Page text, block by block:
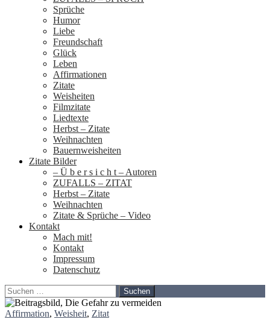
Sprüche
Humor
Liebe
Freundschaft
Glück
Leben
Affirmationen
Zitate
Weisheiten
Filmzitate
Liedtexte
Herbst – Zitate
Weihnachten
Bauernweisheiten
Zitate Bilder
– Ü b e r s i c h t – Autoren
ZUFALLS – ZITAT
Herbst – Zitate
Weihnachten
Zitate & Sprüche – Video
Kontakt
Mach mit!
Kontakt
Impressum
Datenschutz
Suchen
nach:
Affirmation, Weisheit, Zitat